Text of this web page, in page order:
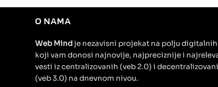
O NAMA
Web Mindje nezavisni projekat na polju
koji vam donosi najnovije, najpreciznije i
vesti iz centralizovanih (veb 2.0) i
(veb 3.0) na dnevnom nivou.